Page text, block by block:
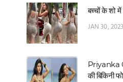
बच्चों के शो में
JAN 30, 2023
Priyanka
की बिकिनी